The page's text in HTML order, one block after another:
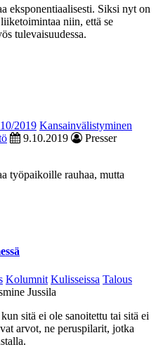
eksponentiaalisesti. Siksi nyt on
niin, että se
tulevaisuudessa.
2019 Kansainvälistyminen
9.10.2019
Presser
työpaikoille rauhaa, mutta
Kolumnit Kulisseissa Talous
Jussila
sitä ei ole sanoitettu tai sitä ei
arvot, ne peruspilarit, jotka